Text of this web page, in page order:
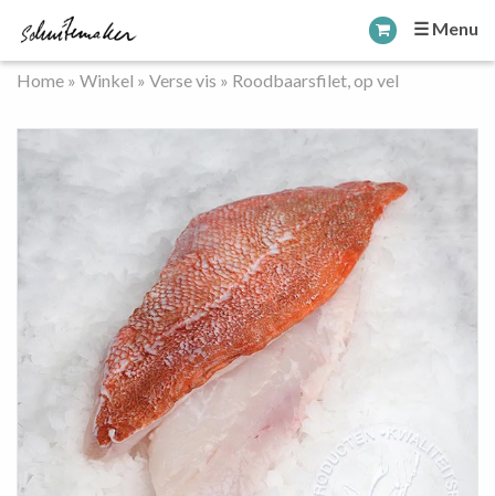
☰ Menu
Home » Winkel » Verse vis » Roodbaarsfilet, op vel